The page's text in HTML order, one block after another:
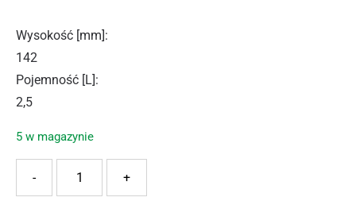
Wysokość [mm]:
142
Pojemność [L]:
2,5
5 w magazynie
ilość PROSPERPLAST DONICZKA DUKP COUBI 155 KREM
+
-